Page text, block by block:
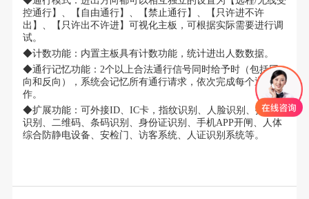
控通行】、【自由通行】、【禁止通行】、【只许进不许
出】、【只许出不许进】可视化主板，可根据实际需要进行调
试。
◆计数功能：内置主板具有计数功能，统计进出人数数据。
◆通行记忆功能：2个以上合法通行信号同时给予时（包括同
向和反向），系统会记忆所有通行请求，依次完成每个通行动
作。
◆扩展功能：可外接ID、IC卡，指纹识别、人脸识别、指静脉
识别、二维码、条码识别、身份证识别、手机APP开闸、人体
综合防静电设备、安检门、访客系统、人证识别系统等。